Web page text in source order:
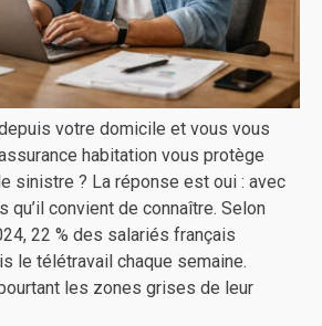
votre domicile et vous vous
habitation vous protège
sinistre ? La réponse est oui : avec
convient de connaître. Selon
22 % des salariés français
le télétravail chaque semaine.
les zones grises de leur